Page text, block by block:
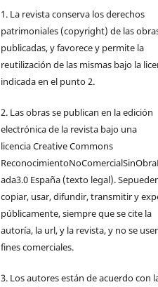
1. La revista conserva los derechos
patrimoniales (copyright) de las
publicadas, y favorece y permite la
reutilización de las mismas bajo la
indicada en el punto 2.
2. Las obras se publican en la edición
electrónica de la revista bajo una
licencia Creative Commons
ada3.0 España (texto legal).
copiar, usar, difundir, transmitir y
públicamente, siempre que se cite la
autoría, la url, y la revista, y no se
fines comerciales.
3. Los autores están de acuerdo con